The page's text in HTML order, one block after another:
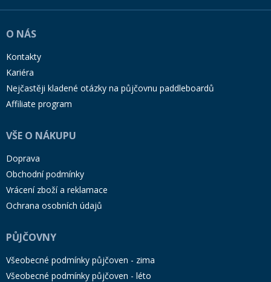
O NÁS
Kontakty
Kariéra
Nejčastěji kladené otázky na půjčovnu paddleboardů
Affiliate program
VŠE O NÁKUPU
Doprava
Obchodní podmínky
Vrácení zboží a reklamace
Ochrana osobních údajů
PŮJČOVNY
Všeobecné podmínky půjčoven - zima
Všeobecné podmínky půjčoven - léto